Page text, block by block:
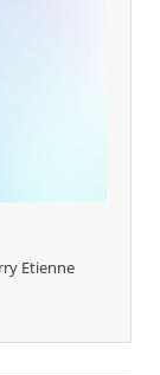
Etienne